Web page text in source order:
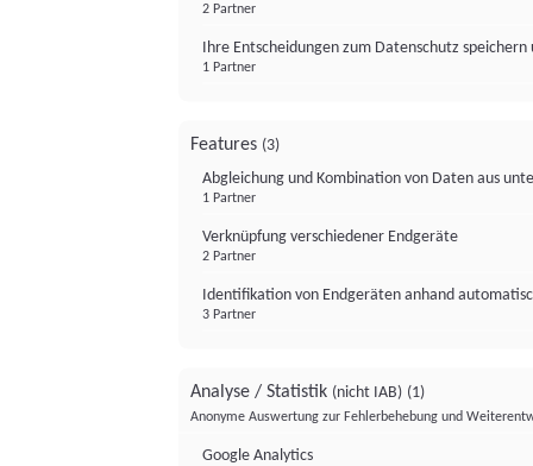
2 Partner
Ihre Entscheidungen zum Datenschutz
1 Partner
Features (3)
Abgleichung und Kombination von Daten aus
1 Partner
Verknüpfung verschiedener Endgeräte
2 Partner
Identifikation von Endgeräten anhand
3 Partner
Analyse / Statistik (nicht IAB) (1)
Anonyme Auswertung zur Fehlerbehebung und
Google Analytics